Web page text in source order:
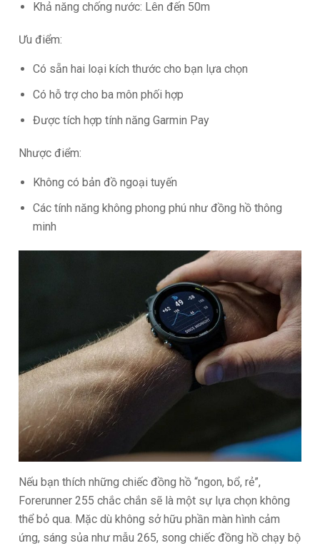
Khả năng chống nước: Lên đến 50m
Ưu điểm:
Có sẵn hai loại kích thước cho bạn lựa chọn
Có hỗ trợ cho ba môn phối hợp
Được tích hợp tính năng Garmin Pay
Nhược điểm:
Không có bản đồ ngoại tuyến
Các tính năng không phong phú như đồng hồ thông
minh
Nếu bạn thích những chiếc đồng hồ “ngon, bổ, rẻ”,
Forerunner 255 chắc chắn sẽ là một sự lựa chọn không
thể bỏ qua. Mặc dù không sở hữu phần màn hình cảm
ứng, sáng sủa như mẫu 265, song chiếc đồng hồ chạy bộ